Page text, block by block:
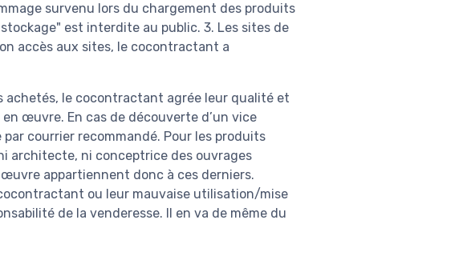
survenu lors du chargement des produits
est interdite au public. 3. Les sites de
accès aux sites, le cocontractant a
achetés, le cocontractant agrée leur qualité et
œuvre. En cas de découverte d’un vice
courrier recommandé. Pour les produits
architecte, ni conceptrice des ouvrages
appartiennent donc à ces derniers.
ou leur mauvaise utilisation/mise
de la venderesse. Il en va de même du